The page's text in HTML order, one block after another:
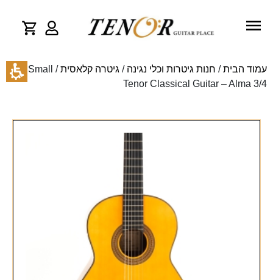
עמוד הבית/ חנות גיטרות וכלי נגינה / גיטרה קלאסית
/ Small
Tenor Classical Guitar – Alma 3/4